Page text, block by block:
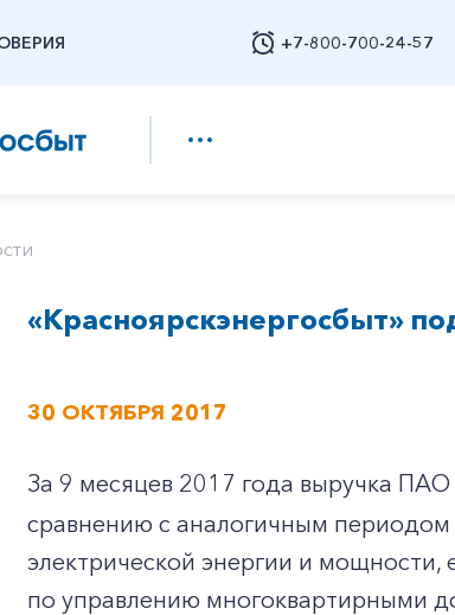
+7-800-700-24-57
Заказать обратный
«Красноярскэнергосбыт»
30 ОКТЯБРЯ 2017
За 9 месяцев 2017 года выручка
сравнению с аналогичным
электрической энергии и мощности,
по управлению многоквартирными